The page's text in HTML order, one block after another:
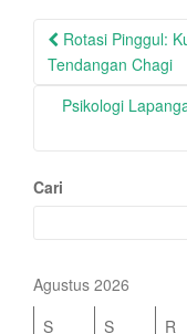
Post
navigation
Rotasi Pinggul:
Tendangan Chagi
Psikologi
Cari
Agustus 2026
S
S R